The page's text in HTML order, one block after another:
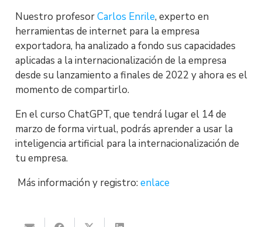
Nuestro profesorCarlos Enrile, experto en
herramientas de internet para la empresa
exportadora, ha analizado a fondo sus capacidades
aplicadas a la internacionalización de la empresa
desde su lanzamiento a finales de 2022 y ahora es el
momento de compartirlo.
En el curso ChatGPT, que tendrá lugar el 14 de
marzo de forma virtual, podrás aprender a usar la
inteligencia artificial para la internacionalización de
tu empresa.
Más información y registro: enlace